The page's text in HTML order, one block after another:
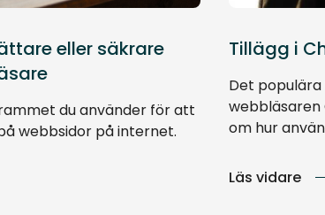
eller säkrare
du använder för att
webbsidor på internet.
Tillägg i
Det
webbläsaren
om hur
Läs vidare